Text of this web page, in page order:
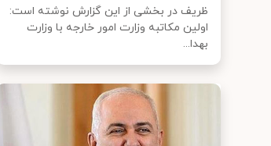
ظریف در بخشی از این گزارش نوشته است:
اولین مکاتبه وزارت امور خارجه با وزارت
بهدا...